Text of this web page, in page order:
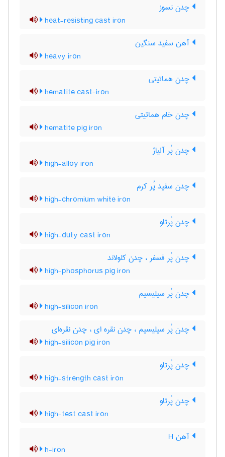
چدن نسوز
heat-resisting cast iron
آهن سفید سنگین
heavy iron
چدن هماتیتی
hematite cast-iron
چدن خام هماتیتی
hematite pig iron
چدن پُر آلیاژ
high-alloy iron
چدن سفید پُر کرم
high-chromium white iron
چدن پُرتاو
high-duty cast iron
چدن پُر فسفر ، چدن کلولاند
high-phosphorus pig iron
چدن پُر سیلیسیم
high-silicon iron
چدن پُر سیلیسیم ، چدن نقره ای ، چدن نقره‌ای
high-silicon pig iron
چدن پُرتاو
high-strength cast iron
چدن پُرتاو
high-test cast iron
آهن H
h-iron